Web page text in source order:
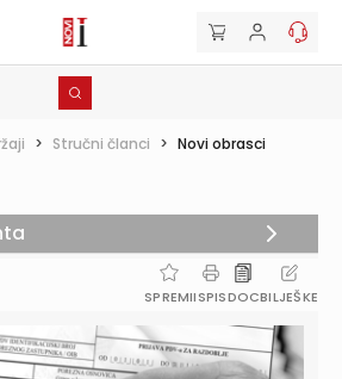
> Stručni članci > Novi obrasci
SPREMIISPISDOCBILJEŠKE